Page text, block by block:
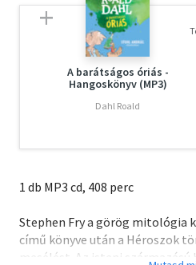
A barátságos óriás -
Hangoskönyv (MP3)
Dahl Roald
1 db MP3 cd, 408 perc
Stephen Fry a görög mitológia
című könyve után a Héroszok
mesélést. Az isteni származású